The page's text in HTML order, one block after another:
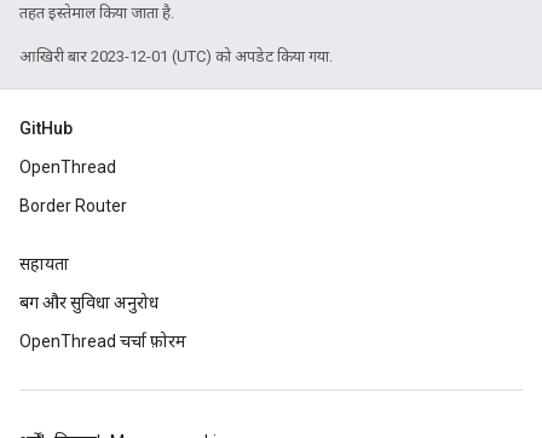
तहत इस्तेमाल किया जाता है.
आखिरी बार 2023-12-01 (UTC) को अपडेट किया गया.
GitHub
OpenThread
Border Router
सहायता
बग और सुविधा अनुरोध
OpenThread चर्चा फ़ोरम